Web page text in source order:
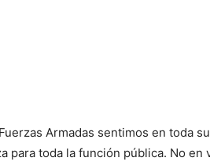
Armadas sentimos en toda
para toda la función pública. No en